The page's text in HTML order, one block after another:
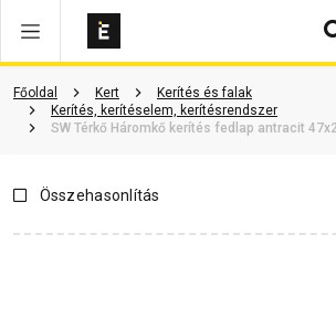
Főoldal Kert
Kerítés és falak
Kerítés, kerítéselem, kerítésrendszer
SW Térkő Háromkő kerítés fedlap antracit
Vásárlói vélemények Kérdések és válaszok
Összehasonlítás